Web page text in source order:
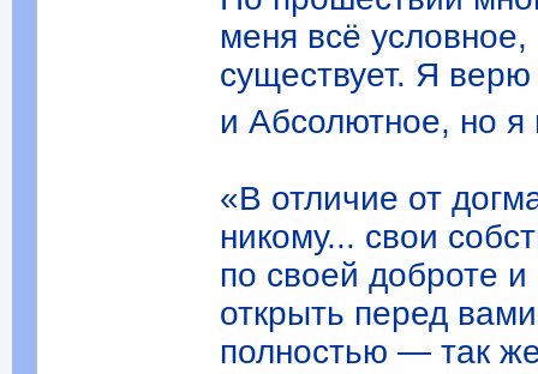
меня всё
существует. Я
и Абсолютное, но
«В отличие от
никому... свои
по своей доброте
открыть перед
полностью — так